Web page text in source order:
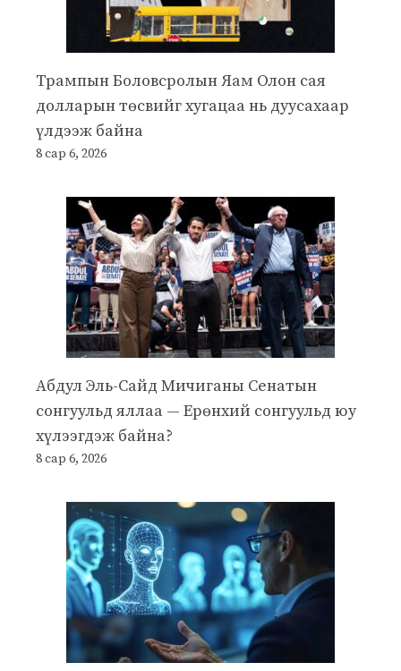
Трампын Боловсролын Яам Олон сая
долларын төсвийг хугацаа нь дуусахаар
үлдээж байна
8 сар 6, 2026
Абдул Эль-Сайд Мичиганы Сенатын
сонгуульд яллаа — Ерөнхий сонгуульд юу
хүлээгдэж байна?
8 сар 6, 2026